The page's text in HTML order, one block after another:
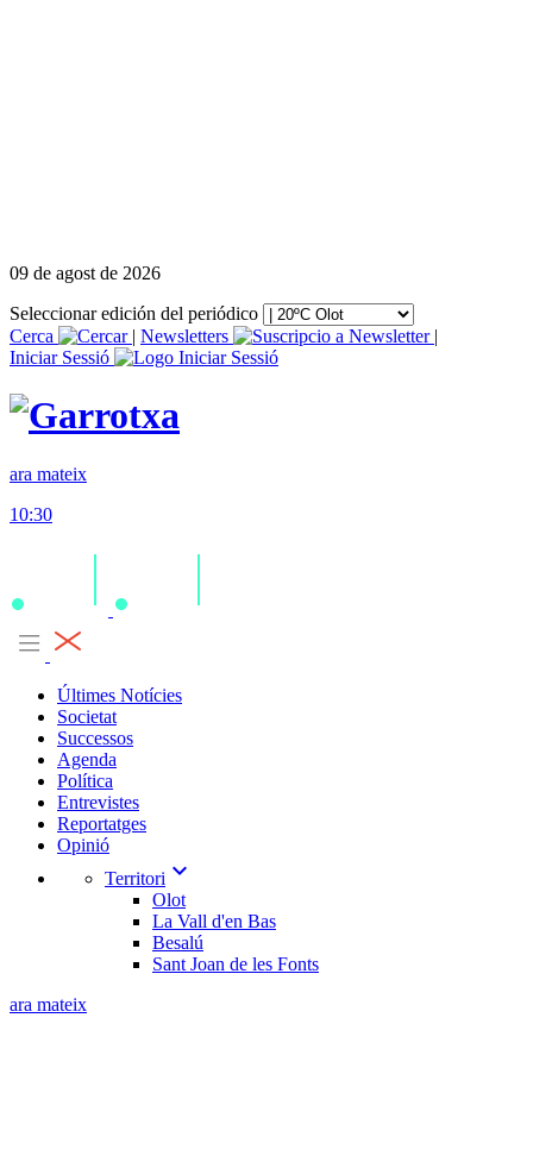
09 de agost de 2026
Seleccionar edición del periódico
Cerca
| Newsletters
|
Iniciar Sessió
ara mateix
10:30
Últimes Notícies
Societat
Successos
Agenda
Política
Entrevistes
Reportatges
Opinió
Territori expand_more
Olot
La Vall d'en Bas
Besalú
Sant Joan de les Fonts
ara mateix